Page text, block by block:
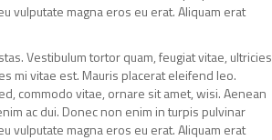
vulputate magna eros eu erat. Aliquam erat
Vestibulum tortor quam, feugiat vitae, ultricies
mi vitae est. Mauris placerat eleifend leo.
commodo vitae, ornare sit amet, wisi. Aenean
ac dui. Donec non enim in turpis pulvinar
vulputate magna eros eu erat. Aliquam erat